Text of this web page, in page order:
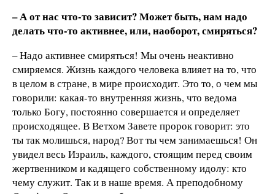
– А от нас что-то зависит? Может быть, нам надо
делать что-то активнее, или, наоборот, смиряться?
– Надо активнее смиряться! Мы очень неактивно
смиряемся. Жизнь каждого человека влияет на то, что
в целом в стране, в мире происходит. Это то, о чем мы
говорили: какая-то внутренняя жизнь, что ведома
только Богу, постоянно совершается и определяет
происходящее. В Ветхом Завете пророк говорит: это
ты так молишься, народ? Вот ты чем занимаешься! Он
увидел весь Израиль, каждого, стоящим перед своим
жертвенником и кадящего собственному идолу: кто
чему служит. Так и в наше время. А преподобному